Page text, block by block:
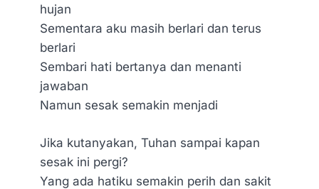
hujan
Sementara aku masih berlari dan terus
berlari
Sembari hati bertanya dan menanti
jawaban
Namun sesak semakin menjadi
Jika kutanyakan, Tuhan sampai kapan
sesak ini pergi?
Yang ada hatiku semakin perih dan sakit